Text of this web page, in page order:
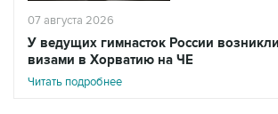
07 августа 2026
У ведущих гимнасток России
визами в Хорватию на ЧЕ
Читать подробнее